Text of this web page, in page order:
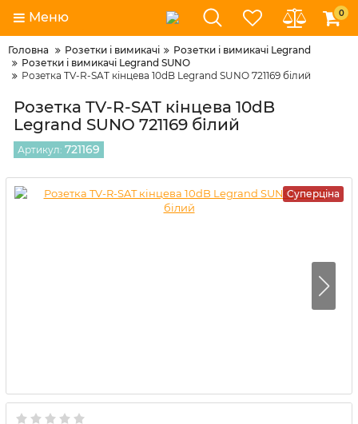
Меню 0
Головна Розетки і вимикачі
Розетки і вимикачі Legrand
Розетки і вимикачі Legrand SUNO
Розетка TV-R-SAT кінцева 10dB Legrand SUNO 721169 білий
Розетка TV-R-SAT кінцева 10dB
Legrand SUNO 721169 білий
Артикул: 721169
Суперціна